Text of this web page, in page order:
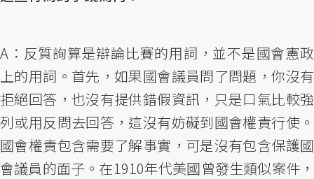
A：反質詢算是辯論比賽的用詞，並不是國會憲政
上的用詞。首先，如果國會議員問了問題，你沒有
拒絕回答，也沒有提供錯假資訊，只是口氣比較強
列或用反問去回答，這沒有妨礙到國會權責行使。
國會權責包含需要了解事實，可是沒有包含保護國
會議員的面子。在1910年代美國曾發生類似案件，